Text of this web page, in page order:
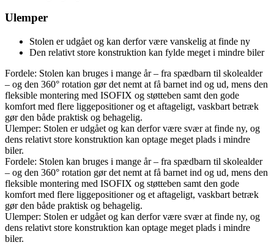
Ulemper
Stolen er udgået og kan derfor være vanskelig at finde ny
Den relativt store konstruktion kan fylde meget i mindre biler
Fordele: Stolen kan bruges i mange år – fra spædbarn til skolealder
– og den 360° rotation gør det nemt at få barnet ind og ud, mens den
fleksible montering med ISOFIX og støtteben samt den gode
komfort med flere liggepositioner og et aftageligt, vaskbart betræk
gør den både praktisk og behagelig.
Ulemper: Stolen er udgået og kan derfor være svær at finde ny, og
dens relativt store konstruktion kan optage meget plads i mindre
biler.
Fordele: Stolen kan bruges i mange år – fra spædbarn til skolealder
– og den 360° rotation gør det nemt at få barnet ind og ud, mens den
fleksible montering med ISOFIX og støtteben samt den gode
komfort med flere liggepositioner og et aftageligt, vaskbart betræk
gør den både praktisk og behagelig.
Ulemper: Stolen er udgået og kan derfor være svær at finde ny, og
dens relativt store konstruktion kan optage meget plads i mindre
biler.